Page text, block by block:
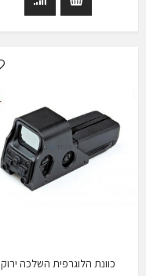
כוונת הלוגרפית השלכה ירוק